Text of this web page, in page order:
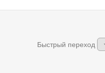
Быстрый переход